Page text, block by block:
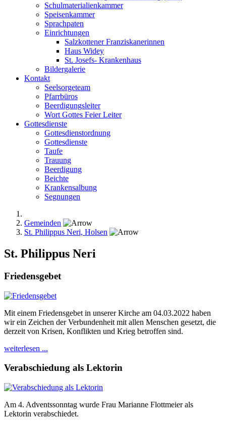
Schulmaterialienkammer
Speisenkammer
Sprachpaten
Einrichtungen
Salzkottener Franziskanerinnen
Haus Widey
St. Josefs- Krankenhaus
Bildergalerie
Kontakt
Seelsorgeteam
Pfarrbüros
Beerdigungsleiter
Wort Gottes Feier Leiter
Gottesdienste
Gottesdienstordnung
Gottesdienste
Taufe
Trauung
Beerdigung
Beichte
Krankensalbung
Segnungen
Gemeinden
St. Philippus Neri, Holsen
St. Philippus Neri
Friedensgebet
Mit einem Friedensgebet in unserer Kirche am 04.03.2022 haben
wir ein Zeichen der Verbundenheit mit allen Menschen gesetzt, die
derzeit von Krisen, Konflikten und Krieg betroffen sind.
weiterlesen ...
Verabschiedung als Lektorin
Am 4. Adventssonntag wurde Frau Marianne Flottmeier als
Lektorin verabschiedet.